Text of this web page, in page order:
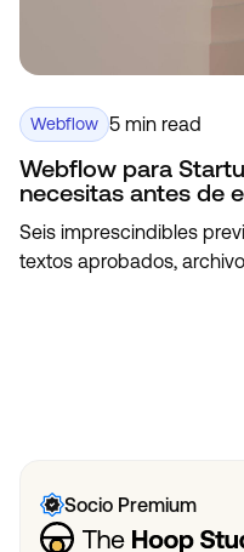
Webflow 5 min read
Webflow para
necesitas antes de
Seis imprescindibles
textos aprobados,
Socio Premium